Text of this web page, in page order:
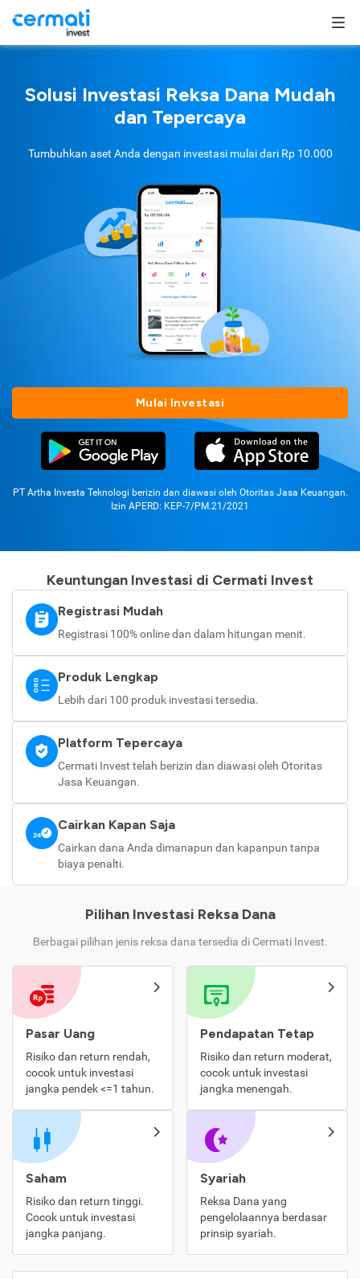
Solusi Investasi Reksa Dana Mudah
dan Tepercaya
Tumbuhkan aset Anda dengan investasi mulai dari Rp 10.000
Mulai Investasi
PT Artha Investa Teknologi berizin dan diawasi oleh Otoritas Jasa Keuangan.
Izin APERD: KEP-7/PM.21/2021
Keuntungan Investasi di Cermati Invest
Registrasi Mudah
Registrasi 100% online dan dalam hitungan menit.
Produk Lengkap
Lebih dari 100 produk investasi tersedia.
Platform Tepercaya
Cermati Invest telah berizin dan diawasi oleh Otoritas
Jasa Keuangan.
Cairkan Kapan Saja
Cairkan dana Anda dimanapun dan kapanpun tanpa
biaya penalti.
Pilihan Investasi Reksa Dana
Berbagai pilihan jenis reksa dana tersedia di Cermati Invest.
Pasar Uang
Risiko dan return rendah,
cocok untuk investasi
jangka pendek <=1 tahun.
Pendapatan Tetap
Risiko dan return moderat,
cocok untuk investasi
jangka menengah.
Saham
Risiko dan return tinggi.
Cocok untuk investasi
jangka panjang.
Syariah
Reksa Dana yang
pengelolaannya berdasar
prinsip syariah.